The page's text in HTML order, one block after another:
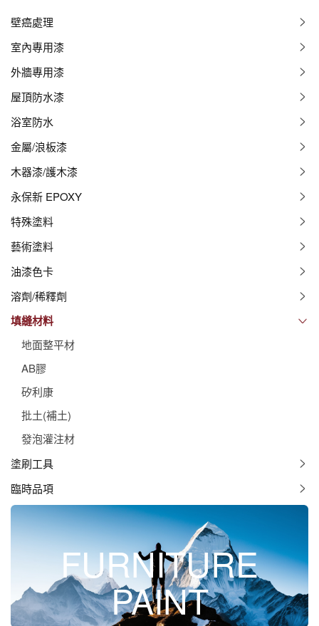
壁癌處理
室內專用漆
外牆專用漆
屋頂防水漆
浴室防水
金屬/浪板漆
木器漆/護木漆
永保新 EPOXY
特殊塗料
藝術塗料
油漆色卡
溶劑/稀釋劑
填縫材料
地面整平材
AB膠
矽利康
批土(補土)
發泡灌注材
塗刷工具
臨時品項
FURNITURE
PAINT